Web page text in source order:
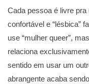
Cada pessoa é livre
confortável e “lésbica”
use “mulher queer”,
relaciona
sentido em usar um
abrangente acaba